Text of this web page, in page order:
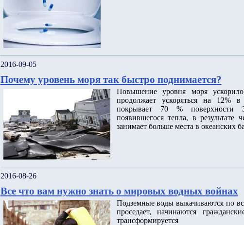
2016-09-05
Почему уровень моря так быстро поднимается?
Повышение уровня моря
продолжает ускоряться на 12%
покрывает 70 % поверхности
появившегося тепла, в результате
занимает больше места в океанских
2016-08-26
Все что вам нужно знать о мировых водных войнах
Подземные воды выкачиваются по
проседает, начинаются
трансформируется